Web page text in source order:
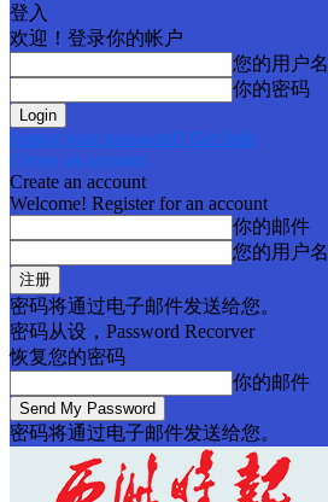
登入
欢迎！登录你的帐户
您的用户名
你的密码
Forgot your password? Get help
Create an account
Create an account
Welcome! Register for an account
你的邮件
您的用户名
密码将通过电子邮件发送给您。
密码从设，Password Recorver
恢复您的密码
你的邮件
密码将通过电子邮件发送给您。